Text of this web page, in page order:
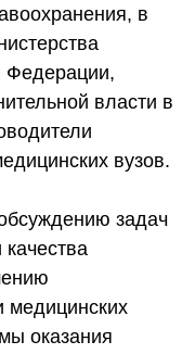
в
Федерации,
власти в
вузов.
задач
медицинских
оказания